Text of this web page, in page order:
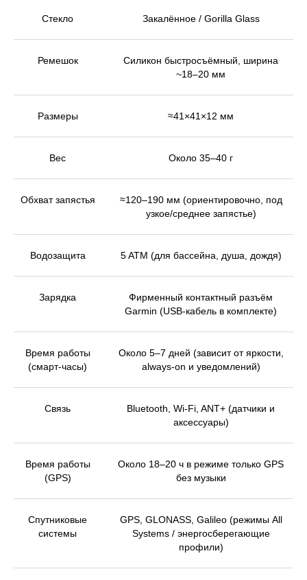
Стекло Закалённое / Gorilla Glass
Ремешок
Силикон быстросъёмный, ширина
~18–20 мм
Размеры ≈41×41×12 мм
Вес Около 35–40 г
Обхват запястья
≈120–190 мм (ориентировочно, под
узкое/среднее запястье)
Водозащита 5 ATM (для бассейна, душа, дождя)
Зарядка
Фирменный контактный разъём
Garmin (USB-кабель в комплекте)
Время работы
(смарт-часы)
Около 5–7 дней (зависит от яркости,
always-on и уведомлений)
Связь
Bluetooth, Wi-Fi, ANT+ (датчики и
аксессуары)
Время работы
(GPS)
Около 18–20 ч в режиме только GPS
без музыки
Спутниковые
системы
GPS, GLONASS, Galileo (режимы All
Systems / энергосберегающие
профили)